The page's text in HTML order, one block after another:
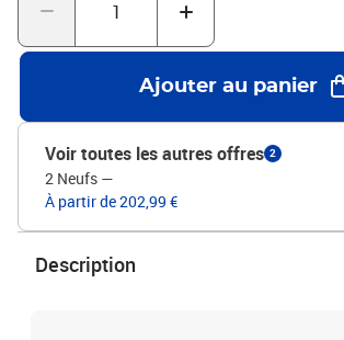
latérale pour garder vos objets essentiels à
solide et stable. Ce fauteuil inclinable est
durable.Couleur : Gris foncéMatériau : Tissu
métal, contreplaquéMatériau de remplissage :
PPDimensions assise : 78 x 92 x 98 cm (l x P x
allongée : 78 x 149 x 77 cm (l x P x H)Largeur
cmProfondeur d’assise : 57 cmHauteur
42-44 cmHauteur des accoudoirs à partir du sol
de charge maximale : 110 kgAssemblage requis
Ajouter au panier
Voir toutes les autres offres 2
2 Neufs —
À partir de 202,99 €
Description